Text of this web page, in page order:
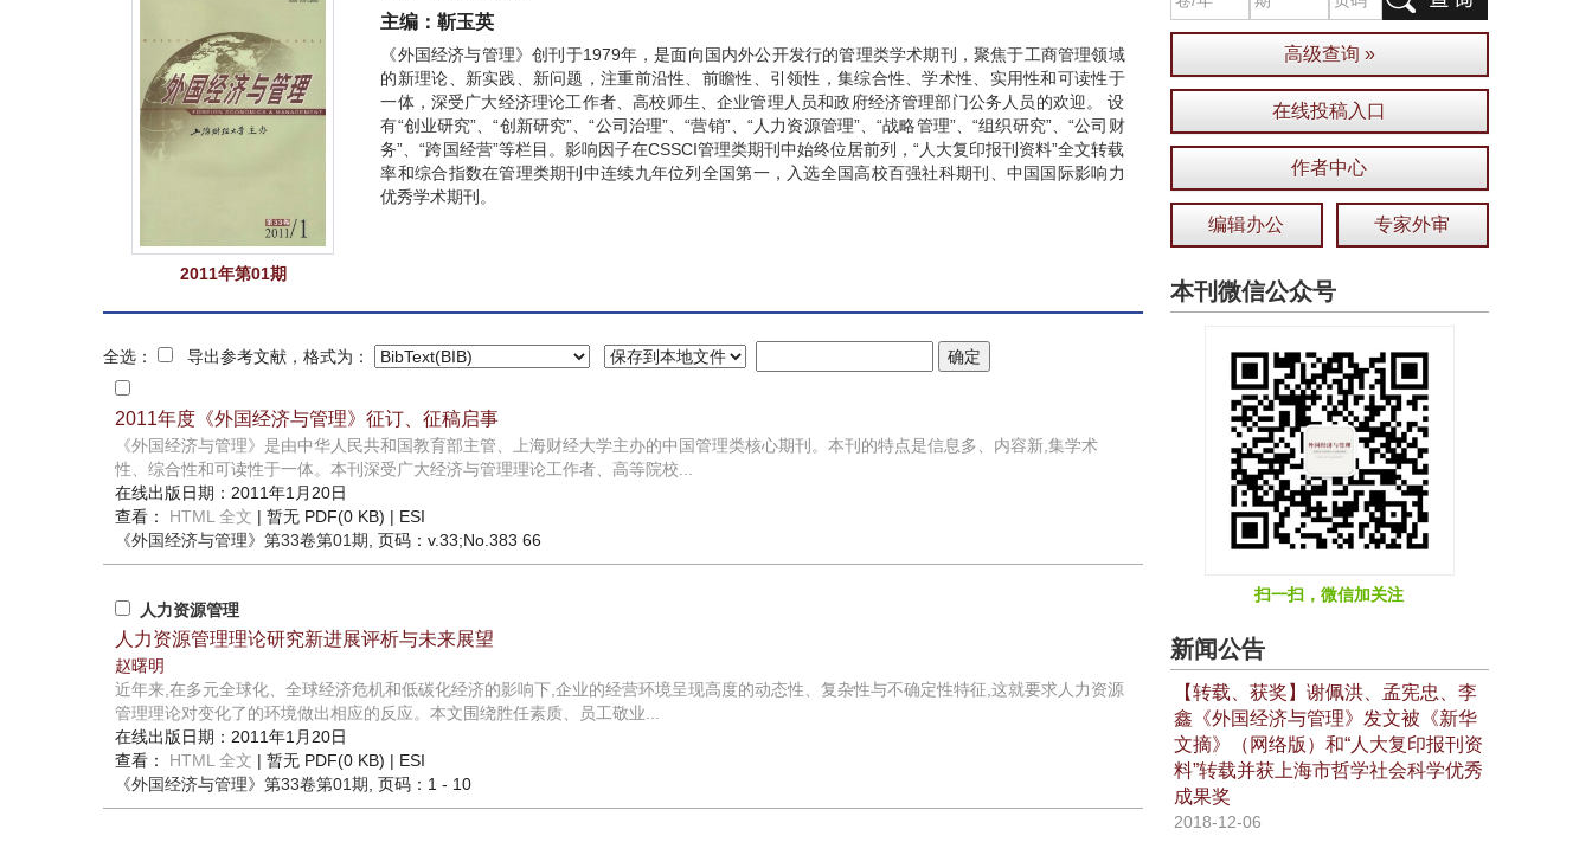
2011年第01期
主编：靳玉英
《外国经济与管理》创刊于1979年，是面向国内外公开发行的管理类学术期刊，聚焦于工商管理领域
的新理论、新实践、新问题，注重前沿性、前瞻性、引领性，集综合性、学术性、实用性和可读性于
一体，深受广大经济理论工作者、高校师生、企业管理人员和政府经济管理部门公务人员的欢迎。 设
有“创业研究”、“创新研究”、“公司治理”、“营销”、“人力资源管理”、“战略管理”、“组织研究”、“公司财
务”、“跨国经营”等栏目。影响因子在CSSCI管理类期刊中始终位居前列，“人大复印报刊资料”全文转载
率和综合指数在管理类期刊中连续九年位列全国第一，入选全国高校百强社科期刊、中国国际影响力
优秀学术期刊。
全选： 导出参考文献，格式为：
2011年度《外国经济与管理》征订、征稿启事
《外国经济与管理》是由中华人民共和国教育部主管、上海财经大学主办的中国管理类核心期刊。本刊的特点是信息多、内容新,集学术
性、综合性和可读性于一体。本刊深受广大经济与管理理论工作者、高等院校...
在线出版日期：2011年1月20日
查看： HTML 全文 | 暂无 PDF(0 KB) | ESI
《外国经济与管理》 第33卷第01期 , 页码：v.33;No.383 66
人力资源管理
人力资源管理理论研究新进展评析与未来展望
赵曙明
近年来,在多元全球化、全球经济危机和低碳化经济的影响下,企业的经营环境呈现高度的动态性、复杂性与不确定性特征,这就要求人力资源
管理理论对变化了的环境做出相应的反应。本文围绕胜任素质、员工敬业...
在线出版日期：2011年1月20日
查看： HTML 全文 | 暂无 PDF(0 KB) | ESI
《外国经济与管理》 第33卷第01期 , 页码：1 - 10
高级查询 »
在线投稿入口
作者中心
编辑办公 专家外审
本刊微信公众号
扫一扫，微信加关注
新闻公告
【转载、获奖】谢佩洪、孟宪忠、李
鑫《外国经济与管理》发文被《新华
文摘》（网络版）和“人大复印报刊资
料”转载并获上海市哲学社会科学优秀
成果奖
2018-12-06